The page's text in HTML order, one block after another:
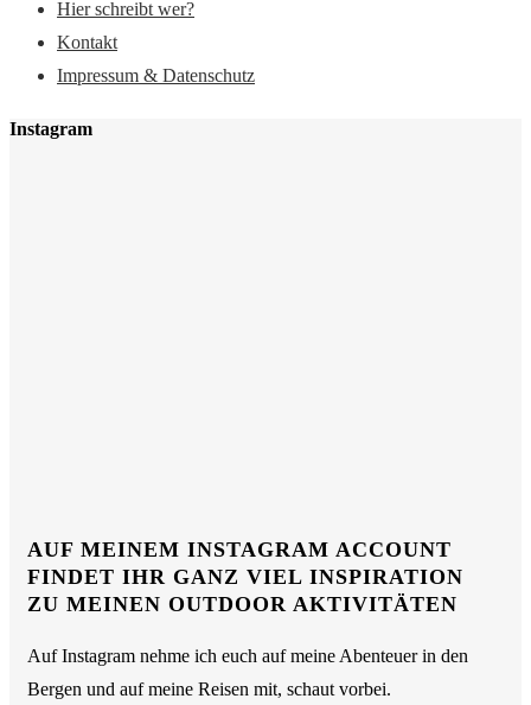
Hier schreibt wer?
Kontakt
Impressum & Datenschutz
Instagram
AUF MEINEM INSTAGRAM ACCOUNT
FINDET IHR GANZ VIEL INSPIRATION
ZU MEINEN OUTDOOR AKTIVITÄTEN
Auf Instagram nehme ich euch auf meine Abenteuer in den
Bergen und auf meine Reisen mit, schaut vorbei.